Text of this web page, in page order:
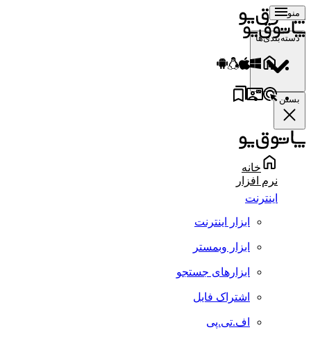
منو
دسته‌بندی‌ها
بستن
خانه
نرم افزار
اینترنت
ابزار اینترنت
ابزار وبمستر
ابزارهای جستجو
اشتراک فایل
اف.تی.پی